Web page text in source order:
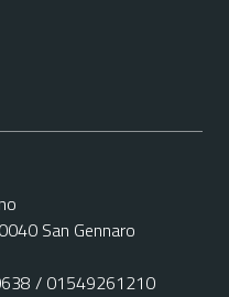
San Gennaro
/ 01549261210